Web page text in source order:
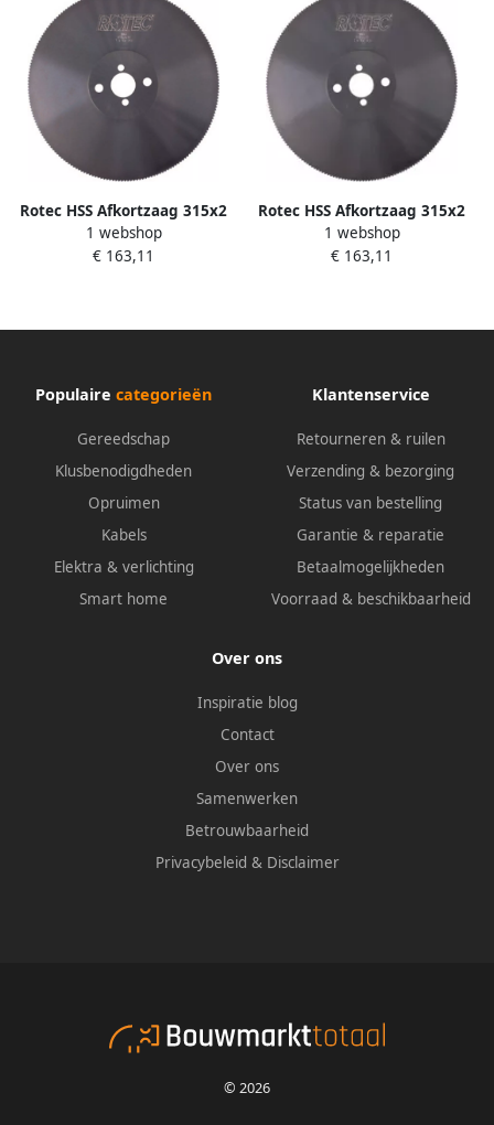
Rotec HSS Afkortzaag 315x2
5x40 T=5 200 Tanden
5503121 550.3121
1 webshop
€ 163,11
Rotec HSS Afkortzaag 315x2
5x32 T=8 120 Tanden
5503112
1 webshop
€ 163,11
Populaire categorieën
Gereedschap
Klusbenodigdheden
Opruimen
Kabels
Elektra & verlichting
Smart home
Klantenservice
Retourneren & ruilen
Verzending & bezorging
Status van bestelling
Garantie & reparatie
Betaalmogelijkheden
Voorraad & beschikbaarheid
Over ons
Inspiratie blog
Contact
Over ons
Samenwerken
Betrouwbaarheid
Privacybeleid & Disclaimer
© 2026